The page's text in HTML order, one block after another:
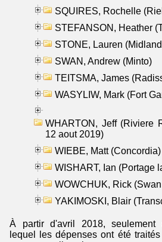
SQUIRES, Rochelle
STEFANSON, Heather
STONE, Lauren
SWAN, Andrew (Minto)
TEITSMA, James
WASYLIW, Mark (Fort
WHARTON, Jeff (Riviere
12 aout 2019)
WIEBE, Matt (Concordia)
WISHART, Ian (Portage
WOWCHUK, Rick
YAKIMOSKI, Blair
À partir d'avril 2018, seulement
lequel les dépenses ont été